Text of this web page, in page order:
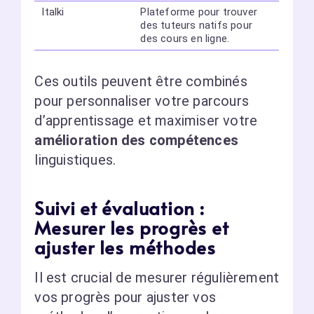
Italki
Plateforme pour trouver
des tuteurs natifs pour
des cours en ligne.
Ces outils peuvent être combinés
pour personnaliser votre parcours
d’apprentissage et maximiser votre
amélioration des compétences
linguistiques.
Suivi et évaluation :
Mesurer les progrès et
ajuster les méthodes
Il est crucial de mesurer régulièrement
vos progrès pour ajuster vos